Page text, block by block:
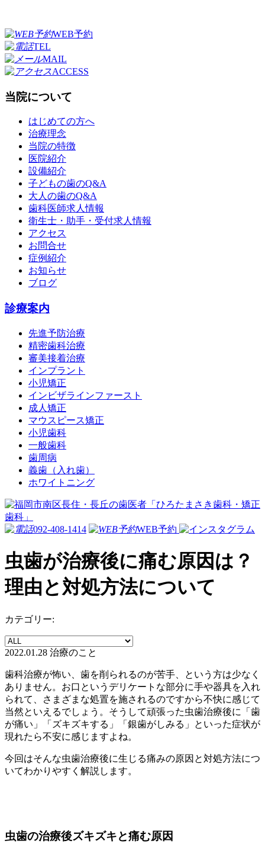
WEB予約
TEL
MAIL
ACCESS
当院について
はじめての方へ
治療理念
当院の特徴
医院紹介
設備紹介
子どもの歯のQ&A
大人の歯のQ&A
歯科医師求人情報
衛生士・助手・受付求人情報
アクセス
お問合せ
症例紹介
お知らせ
ブログ
診療案内
先進予防治療
精密歯科治療
審美接着治療
インプラント
小児矯正
インビザラインファースト
成人矯正
マウスピース矯正
小児歯科
一般歯科
歯周病
義歯（入れ歯）
ホワイトニング
092-408-1414 WEB予約
虫歯が治療後に痛む原因は？
理由と対処方法について
カテゴリー:
2022.01.28 治療のこと
歯科治療が怖い、歯を削られるのが苦手、という方は少なく
ありません。お口というデリケートな部分に手や器具を入れ
られて、さまざまな処置を施されるのですから不快に感じて
当然といえるでしょう。そうして頑張った虫歯治療後に「歯
が痛い」「ズキズキする」「銀歯がしみる」といった症状が
現れたら不安に感じますよね。
今回はそんな虫歯治療後に生じる痛みの原因と対処方法につ
いてわかりやすく解説します。
虫歯の治療後ズキズキと痛む原因